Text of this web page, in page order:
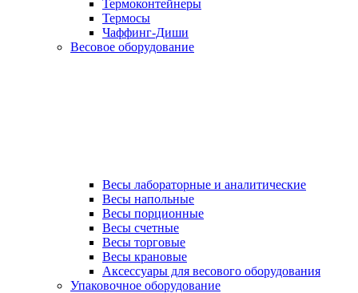
Термоконтейнеры
Термосы
Чаффинг-Диши
Весовое оборудование
Весы лабораторные и аналитические
Весы напольные
Весы порционные
Весы счетные
Весы торговые
Весы крановые
Аксессуары для весового оборудования
Упаковочное оборудование